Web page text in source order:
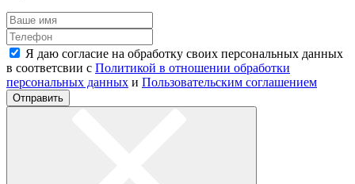
Я даю согласие на обработку своих персональных данных
в соответсвии с Политикой в отношении обработки
персональных данных и Пользовательским соглашением
Отправить